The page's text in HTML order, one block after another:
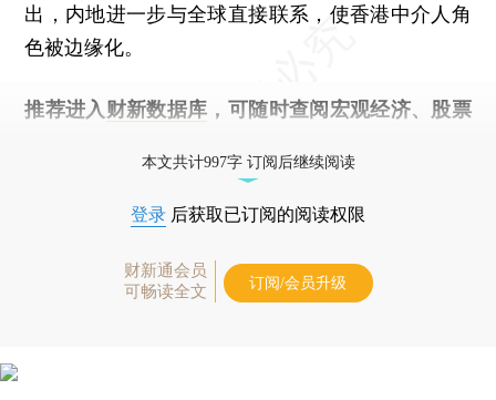
出，内地进一步与全球直接联系，使香港中介人角
色被边缘化。
推荐进入 财新数据库 ，可随时查阅宏观经济、股票
本文共计997字 订阅后继续阅读
登录 后获取已订阅的阅读权限
财新通会员
可畅读全文
订阅/会员升级